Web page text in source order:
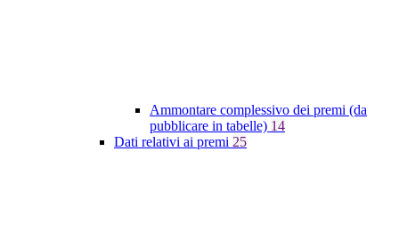
Ammontare complessivo dei premi (da
pubblicare in tabelle) 14
Dati relativi ai premi 25